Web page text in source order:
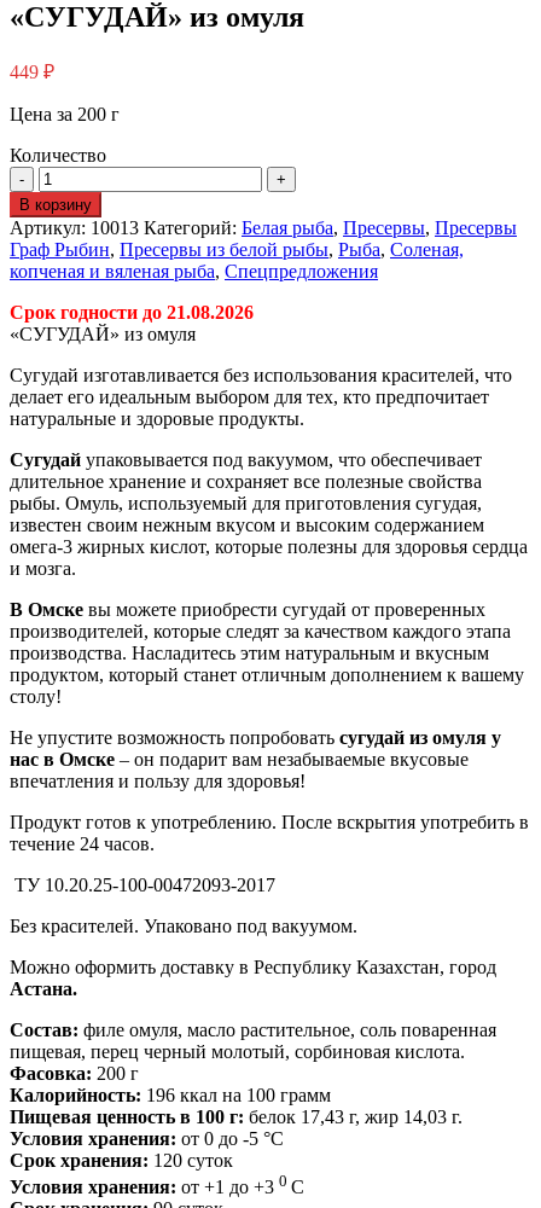
«СУГУДАЙ» из омуля
449 ₽
Цена за 200 г
Количество
В корзину
Артикул: 10013 Категорий: Белая рыба, Пресервы, Пресервы
Граф Рыбин, Пресервы из белой рыбы, Рыба, Соленая,
копченая и вяленая рыба, Спецпредложения
Срок годности до 21.08.2026
«СУГУДАЙ» из омуля
Сугудай изготавливается без использования красителей, что
делает его идеальным выбором для тех, кто предпочитает
натуральные и здоровые продукты.
Сугудай упаковывается под вакуумом, что обеспечивает
длительное хранение и сохраняет все полезные свойства
рыбы. Омуль, используемый для приготовления сугудая,
известен своим нежным вкусом и высоким содержанием
омега-3 жирных кислот, которые полезны для здоровья сердца
и мозга.
В Омске вы можете приобрести сугудай от проверенных
производителей, которые следят за качеством каждого этапа
производства. Насладитесь этим натуральным и вкусным
продуктом, который станет отличным дополнением к вашему
столу!
Не упустите возможность попробовать сугудай из омуля у
нас в Омске – он подарит вам незабываемые вкусовые
впечатления и пользу для здоровья!
Продукт готов к употреблению. После вскрытия употребить в
течение 24 часов.
ТУ 10.20.25-100-00472093-2017
Без красителей. Упаковано под вакуумом.
Можно оформить доставку в Республику Казахстан, город
Астана.
Состав: филе омуля, масло растительное, соль поваренная
пищевая, перец черный молотый, сорбиновая кислота.
Фасовка: 200 г
Калорийность: 196 ккал на 100 грамм
Пищевая ценность в 100 г: белок 17,43 г, жир 14,03 г.
Условия хранения: от 0 до -5 °C
Срок хранения: 120 суток
Условия хранения: от +1 до +3 0 С